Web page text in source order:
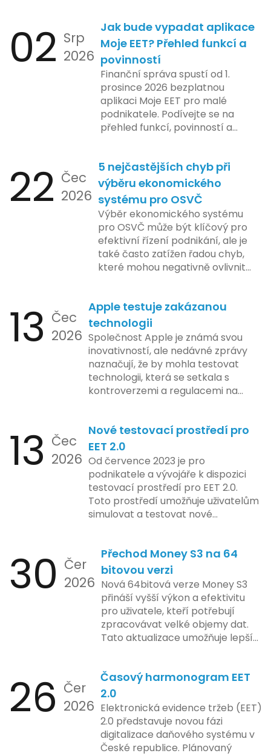
02 Srp
2026
Jak bude vypadat aplikace
Moje EET? Přehled funkcí a
povinností
Finanční správa spustí od 1.
prosince 2026 bezplatnou
aplikaci Moje EET pro malé
podnikatele. Podívejte se na
přehled funkcí, povinností a
22 Čec
2026
5 nejčastějších chyb při
výběru ekonomického
systému pro OSVČ
Výběr ekonomického systému
pro OSVČ může být klíčový pro
efektivní řízení podnikání, ale je
také často zatížen řadou chyb,
které mohou negativně ovlivnit
by se podnikatelé měli vyvarovat.
13 Čec
2026
Apple testuje zakázanou
technologii
Společnost Apple je známá svou
inovativností, ale nedávné zprávy
naznačují, že by mohla testovat
technologii, která se setkala s
kontroverzemi a regulacemi na
implementace funkce, která by
mohla porušovat určité zákonné
limity na ochranu osobních údajů.
Tato technologie se zaměřuje na
pokročilé sledování uživatelských
aktivit, což vyvolalo obavy ohledně
soukromí a ochrany dat uživatelů.
bezpečnost a ochranu spotřebitelů,
regulační orgány různých zemí jsou
na pozoru a sledují vývoj celého
případu velmi bedlivě. Vedení
společnosti zatím neposkytlo
podrobnější informace o
konkrétních záměrech či časové
ose zavedení této technologie.
13 Čec
2026
Nové testovací prostředí pro
EET 2.0
Od července 2023 je pro
podnikatele a vývojáře k dispozici
testovací prostředí pro EET 2.0.
Toto prostředí umožňuje uživatelům
simulovat a testovat nové
kontrolovaném prostředí. Uživatelé
mají možnost předem se seznámit s
aktualizacemi, a tím lépe připravit
své systémy na oficiální zavedení
nového systému.
30 Čer
2026
Přechod Money S3 na 64
bitovou verzi
Nová 64bitová verze Money S3
přináší vyšší výkon a efektivitu
pro uživatele, kteří potřebují
zpracovávat velké objemy dat.
Tato aktualizace umožňuje lepší
podniky s náročnými účetními
procesy.
26 Čer
2026
Časový harmonogram EET
2.0
Elektronická evidence tržeb (EET)
2.0 představuje novou fázi
digitalizace daňového systému v
České republice. Plánovaný